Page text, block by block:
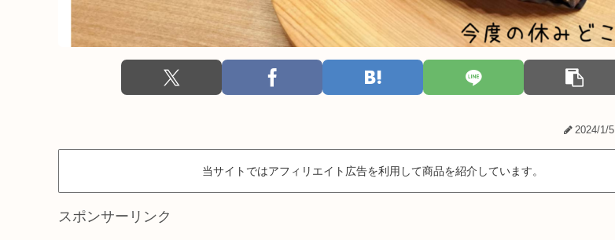
2024/1/5
当サイトではアフィリエイト広告を利用して商品を紹介しています。
スポンサーリンク